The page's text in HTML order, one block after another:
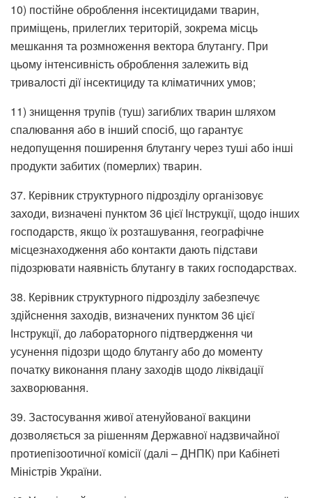
10) постійне оброблення інсектицидами тварин,
приміщень, прилеглих територій, зокрема місць
мешкання та розмноження вектора блутангу. При
цьому інтенсивність оброблення залежить від
тривалості дії інсектициду та кліматичних умов;
11) знищення трупів (туш) загиблих тварин шляхом
спалювання або в інший спосіб, що гарантує
недопущення поширення блутангу через туші або інші
продукти забитих (померлих) тварин.
37. Керівник структурного підрозділу організовує
заходи, визначені пунктом 36 цієї Інструкції, щодо інших
господарств, якщо їх розташування, географічне
місцезнаходження або контакти дають підстави
підозрювати наявність блутангу в таких господарствах.
38. Керівник структурного підрозділу забезпечує
здійснення заходів, визначених пунктом 36 цієї
Інструкції, до лабораторного підтвердження чи
усунення підозри щодо блутангу або до моменту
початку виконання плану заходів щодо ліквідації
захворювання.
39. Застосування живої атенуйованої вакцини
дозволяється за рішенням Державної надзвичайної
протиепізоотичної комісії (далі – ДНПК) при Кабінеті
Міністрів України.